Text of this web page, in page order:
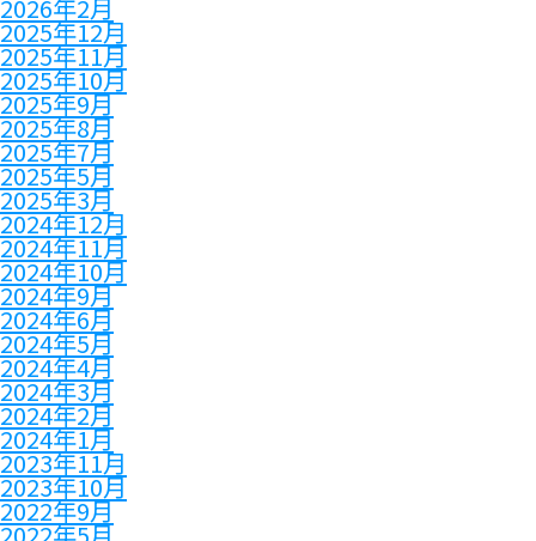
2026年2月
2025年12月
2025年11月
2025年10月
2025年9月
2025年8月
2025年7月
2025年5月
2025年3月
2024年12月
2024年11月
2024年10月
2024年9月
2024年6月
2024年5月
2024年4月
2024年3月
2024年2月
2024年1月
2023年11月
2023年10月
2022年9月